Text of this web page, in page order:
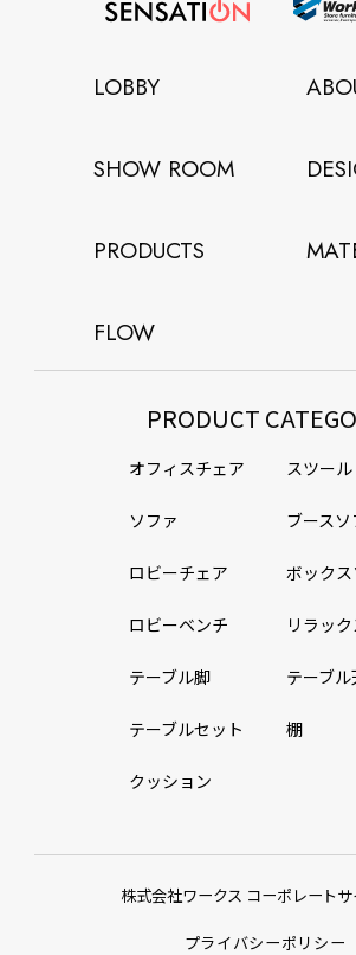
LOBBY
SHOW ROOM
PRODUCTS
FLOW
PRODUCT
オフィスチェア スツール
ソファ ブースソ
ロビーチェア ボックス
ロビーベンチ リラッ
テーブル脚 テーブ
テーブルセット 棚
クッション
株式会社ワークス コーポレートサ
プライバシーポリシー